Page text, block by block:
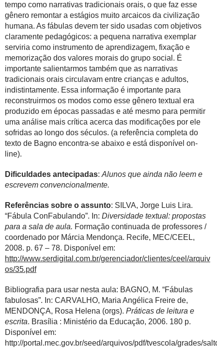
tempo como narrativas tradicionais orais, o que faz esse
gênero remontar a estágios muito arcaicos da civilização
humana. As fábulas devem ter sido usadas com objetivos
claramente pedagógicos: a pequena narrativa exemplar
serviria como instrumento de aprendizagem, fixação e
memorização dos valores morais do grupo social. É
importante salientarmos também que as narrativas
tradicionais orais circulavam entre crianças e adultos,
indistintamente. Essa informação é importante para
reconstruirmos os modos como esse gênero textual era
produzido em épocas passadas e até mesmo para permitir
uma análise mais crítica acerca das modificações por ele
sofridas ao longo dos séculos. (a referência completa do
texto de Bagno encontra-se abaixo e está disponível on-
line).
Dificuldades antecipadas: Alunos que ainda não leem e
escrevem convencionalmente.
Referências sobre o assunto: SILVA, Jorge Luis Lira.
“Fábula ConFabulando”. In: Diversidade textual: propostas
para a sala de aula. Formação continuada de professores /
coordenado por Márcia Mendonça. Recife, MEC/CEEL,
2008. p. 67 – 78. Disponível em:
http://www.serdigital.com.br/gerenciador/clientes/ceel/arquiv
os/35.pdf
Bibliografia para usar nesta aula: BAGNO, M. “Fábulas
fabulosas”. In: CARVALHO, Maria Angélica Freire de,
MENDONÇA, Rosa Helena (orgs). Práticas de leitura e
escrita. Brasília : Ministério da Educação, 2006. 180 p.
Disponível em:
http://portal.mec.gov.br/seed/arquivos/pdf/tvescola/grades/